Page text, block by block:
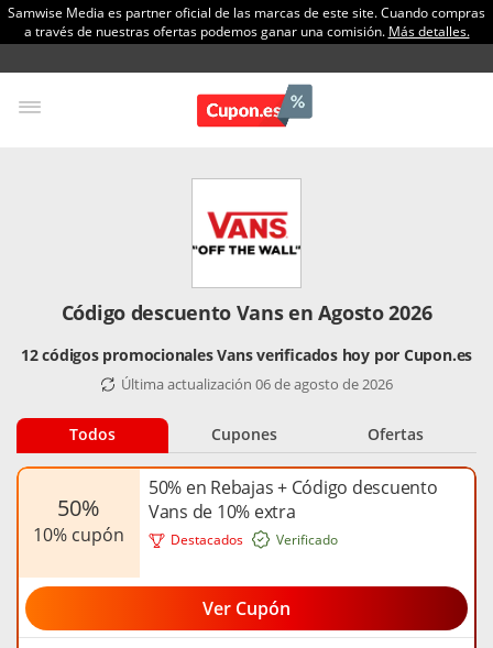
Samwise Media es partner oficial de las marcas de este site. Cuando compras
a través de nuestras ofertas podemos ganar una comisión. Más detalles.
Código descuento Vans en Agosto 2026
12 códigos promocionales Vans verificados hoy por Cupon.es
Última actualización 06 de agosto de 2026
Todos Cupones Ofertas
Destacados
50%
10% cupón
50% en Rebajas + Código descuento
Vans de 10% extra
Verificado
Ver Cupón